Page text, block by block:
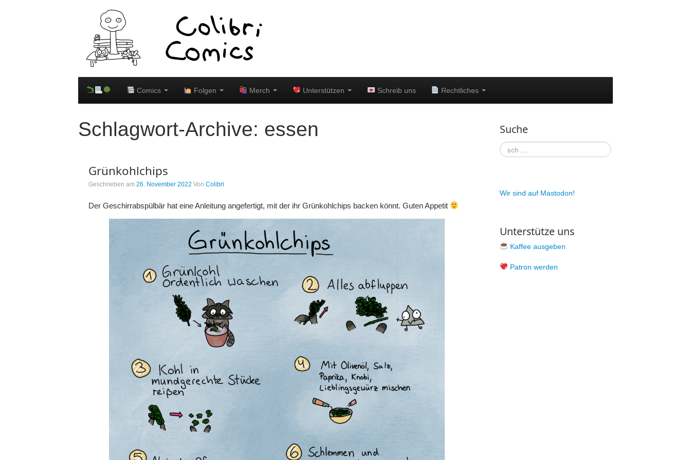
Comics Folgen Merch Unterstützen Schreib uns Rechtliches
Schlagwort-Archive: essen
Grünkohlchips
Geschrieben am 26. November 2022 Von Colibri
Der Geschirrabspülbär hat eine Anleitung angefertigt, mit der ihr Grünkohlchips backen könnt. Guten Appetit
Suche
Wir sind auf Mastodon!
Unterstütze uns
Kaffee ausgeben
Patron werden